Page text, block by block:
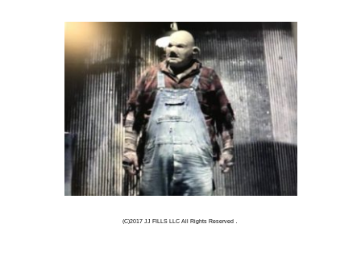
(C)2017 JJ FILLS LLC All Rights Reserved．